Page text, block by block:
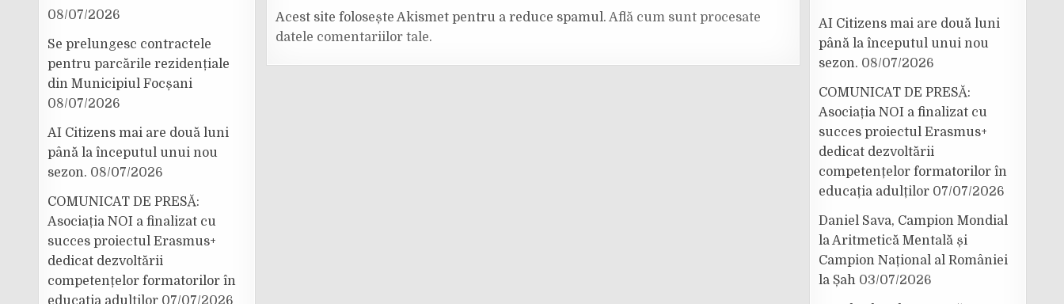
Acest site folosește Akismet pentru a reduce spamul. Află cum sunt procesate
datele comentariilor tale.
08/07/2026
Se prelungesc contractele
pentru parcările rezidențiale
din Municipiul Focșani
08/07/2026
AI Citizens mai are două luni
până la începutul unui nou
sezon. 08/07/2026
COMUNICAT DE PRESĂ:
Asociația NOI a finalizat cu
succes proiectul Erasmus+
dedicat dezvoltării
competențelor formatorilor în
educația adulților 07/07/2026
AI Citizens mai are două luni
până la începutul unui nou
sezon. 08/07/2026
COMUNICAT DE PRESĂ:
Asociația NOI a finalizat cu
succes proiectul Erasmus+
dedicat dezvoltării
competențelor formatorilor în
educația adulților 07/07/2026
Daniel Sava, Campion Mondial
la Aritmetică Mentală și
Campion Național al României
la Șah 03/07/2026